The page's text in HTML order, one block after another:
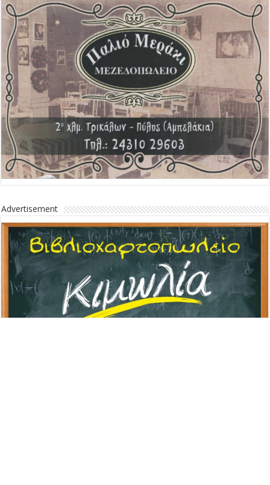
Advertisement